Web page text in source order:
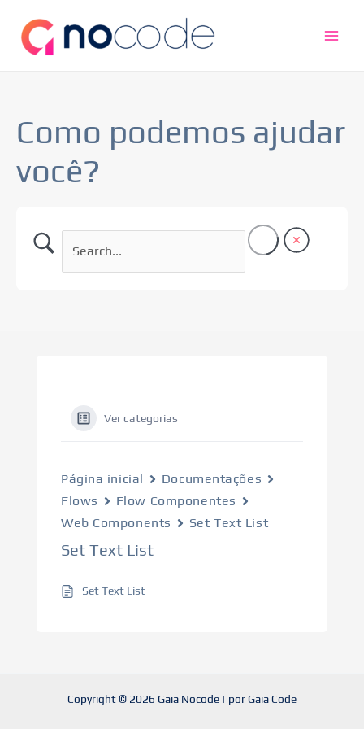
Como podemos ajudar
você?
Ver categorias
Página inicial
Documentações
Flows
Flow Componentes
Web Components
Set Text List
Set Text List
Set Text List
Copyright © 2026 Gaia Nocode | por Gaia Code